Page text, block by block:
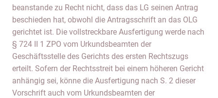
beanstande zu Recht nicht, dass das LG seinen Antrag
beschieden hat, obwohl die Antragsschrift an das OLG
gerichtet ist. Die vollstreckbare Ausfertigung werde nach
§ 724 II 1 ZPO vom Urkundsbeamten der
Geschäftsstelle des Gerichts des ersten Rechtszugs
erteilt. Sofern der Rechtsstreit bei einem höheren Gericht
anhängig sei, könne die Ausfertigung nach S. 2 dieser
Vorschrift auch vom Urkundsbeamten der